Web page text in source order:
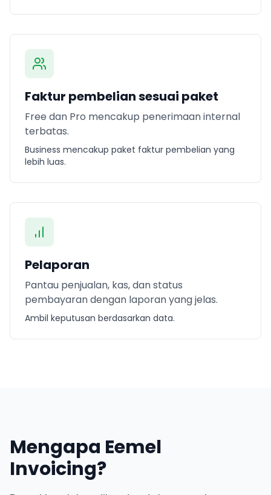
Faktur pembelian sesuai paket
Free dan Pro mencakup penerimaan internal
terbatas.
Business mencakup paket faktur pembelian yang
lebih luas.
Pelaporan
Pantau penjualan, kas, dan status
pembayaran dengan laporan yang jelas.
Ambil keputusan berdasarkan data.
Mengapa Eemel
Invoicing?